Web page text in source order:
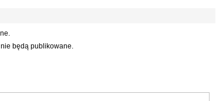
nie będą publikowane.